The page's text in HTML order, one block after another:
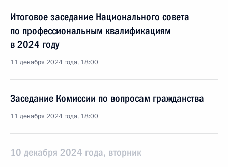
Итоговое заседание Национального совета
по профессиональным квалификациям
в 2024 году
11 декабря 2024 года, 18:00
Заседание Комиссии по вопросам гражданства
11 декабря 2024 года, 18:00
10 декабря 2024 года, вторник